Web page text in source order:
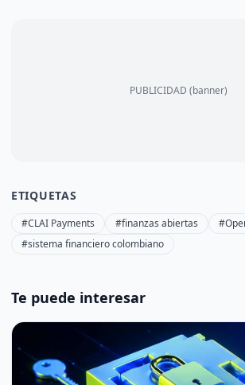
PUBLICIDAD (banner)
ETIQUETAS
#CLAI Payments #finanzas abiertas
#sistema financiero colombiano
Te puede interesar